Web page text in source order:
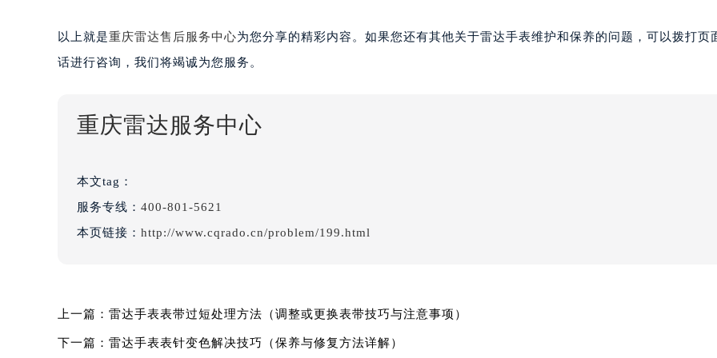
以上就是重庆雷达售后服务中心为您分享的精彩内容。如果您还有其他关于雷达手表维护和保养的问题，可以拨打页
话进行咨询，我们将竭诚为您服务。
重庆雷达服务中心
本文tag：
服务专线： 400-801-5621
本页链接： http://www.cqrado.cn/problem/199.html
上一篇： 雷达手表表带过短处理方法（调整或更换表带技巧与注意事项）
下一篇： 雷达手表表针变色解决技巧（保养与修复方法详解）